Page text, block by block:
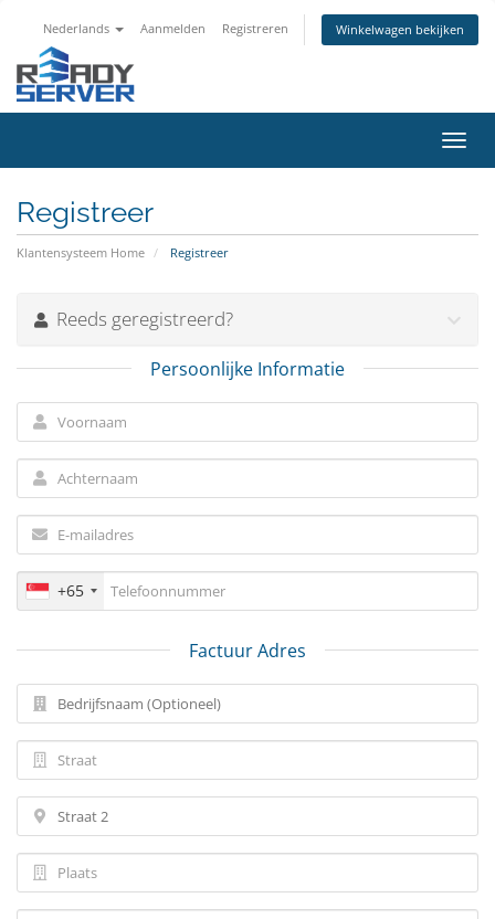
Nederlands Aanmelden Registreren Winkelwagen bekijken
in-/
Registreer
Klantensysteem Home Registreer
Reeds geregistreerd?
Persoonlijke Informatie
+65
Factuur Adres